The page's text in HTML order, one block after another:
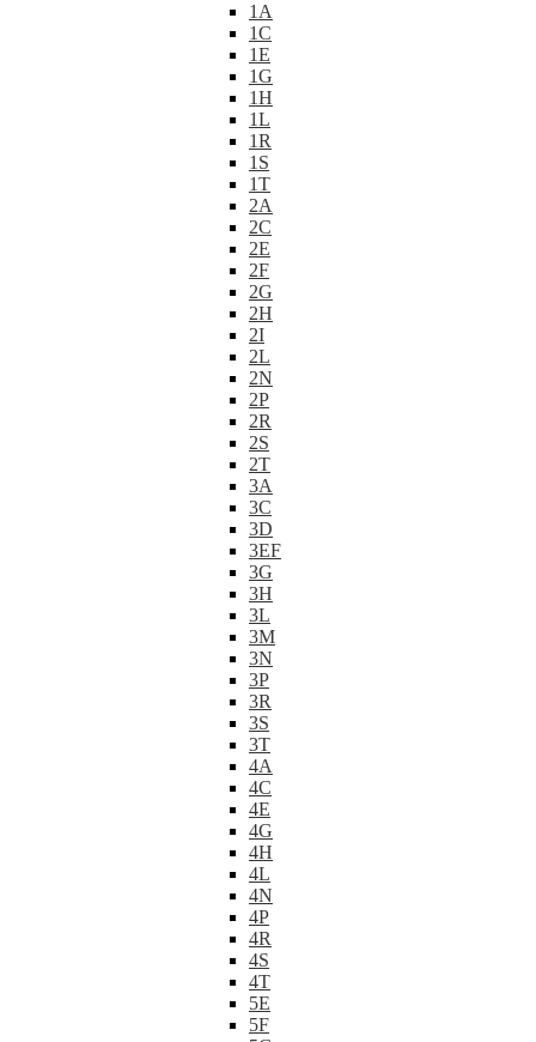
1A
1C
1E
1G
1H
1L
1R
1S
1T
2A
2C
2E
2F
2G
2H
2I
2L
2N
2P
2R
2S
2T
3A
3C
3D
3EF
3G
3H
3L
3M
3N
3P
3R
3S
3T
4A
4C
4E
4G
4H
4L
4N
4P
4R
4S
4T
5E
5F